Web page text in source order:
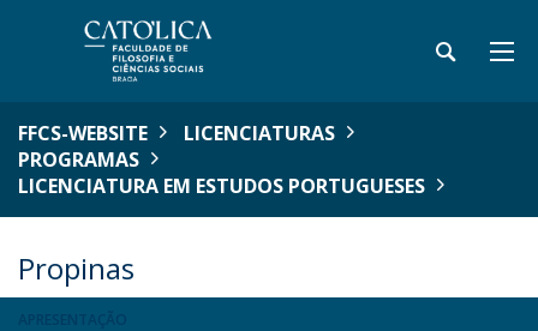
FFCS-WEBSITE
LICENCIATURAS
PROGRAMAS
LICENCIATURA EM ESTUDOS PORTUGUESES
Propinas